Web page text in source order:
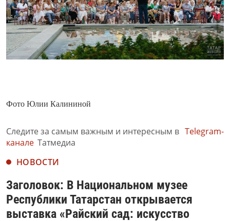
Фото Юлии Калининой
Следите за самым важным и интересным в Telegram-
канале Татмедиа
НОВОСТИ
Заголовок: В Национальном музее
Республики Татарстан открывается
выставка «Райский сад: искусство